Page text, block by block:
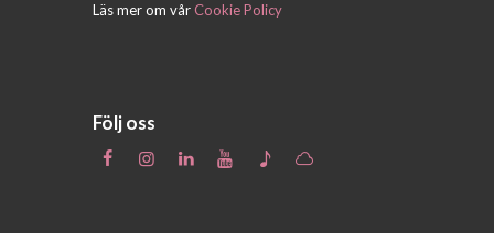
Läs mer om vårCookie Policy
Följ oss